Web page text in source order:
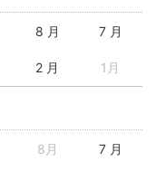
8 月 7 月
2 月 1月
8月 7 月